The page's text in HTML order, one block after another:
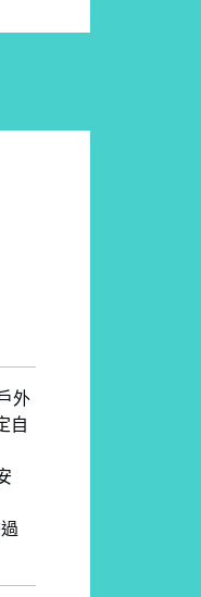
外
自